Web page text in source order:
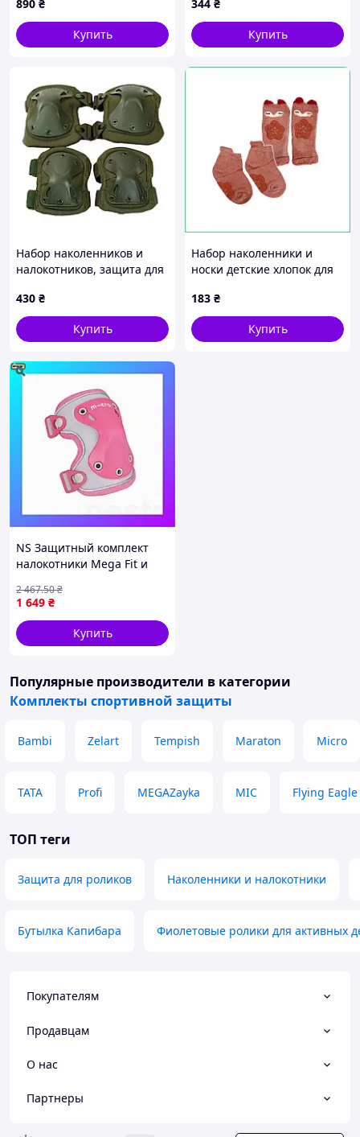
6 шт защита для активных
игр
890 ₴
Купить
344 ₴
Купить
Набор наколенников и
налокотников, защита для
430 ₴
Купить
Набор наколенники и
носки детские хлопок для
антискользящими
пупырышками защитные
Кот розовый
183 ₴
Купить
NS Защитный комплект
налокотники Mega Fit и
РОЗОВЫЙ (лек. 17-21 cm,
цв. 25-31 cm, Nes22/Q
1 649 ₴
2 467.50₴
Купить
Популярные производители в категории
Комплекты спортивной защиты
Bambi Zelart Tempish Maraton Micro
TATA Profi MEGAZayka MIC Flying Eagle
ТОП теги
Защита для роликов Наколенники и налокотники
Бутылка Капибара Фиолетовые ролики для активных
Покупателям
Продавцам
О нас
Партнеры